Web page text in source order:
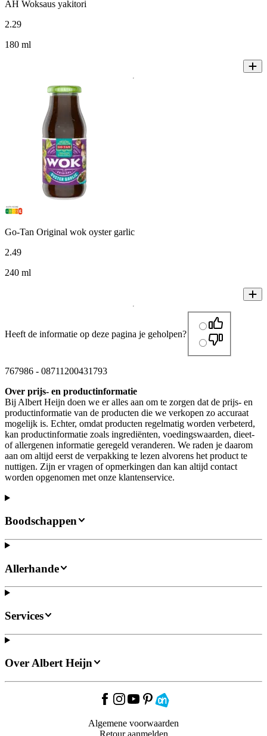
AH Woksaus yakitori
2.29
180 ml
Go-Tan Original wok oyster garlic
2.49
240 ml
Heeft de informatie op deze pagina je geholpen?
767986 - 08711200431793
Over prijs- en productinformatie
Bij Albert Heijn doen we er alles aan om te zorgen dat de prijs- en
productinformatie van de producten die we verkopen zo accuraat
mogelijk is. Echter, omdat producten regelmatig worden verbeterd,
kan productinformatie zoals ingrediënten, voedingswaarden, dieet-
of allergenen informatie geregeld veranderen. We raden je daarom
aan om altijd eerst de verpakking te lezen alvorens het product te
nuttigen. Zijn er vragen of opmerkingen dan kan altijd contact
worden opgenomen met onze klantenservice.
Boodschappen
Allerhande
Services
Over Albert Heijn
Algemene voorwaarden